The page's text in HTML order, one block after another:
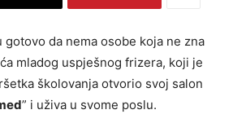
gotovo da nema osobe koja ne zna
mladog uspješnog frizera, koji je
školovanja otvorio svoj salon
” i uživa u svome poslu.